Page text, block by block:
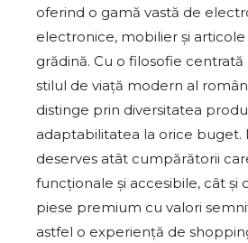
oferind o gamă vastă de
electronice, mobilier și articole
grădină. Cu o filosofie
stilul de viață modern al
distinge prin diversitatea
adaptabilitatea la orice buget.
deserves atât cumpărătorii
funcționale și accesibile, cât și
piese premium cu valori
astfel o experiență de